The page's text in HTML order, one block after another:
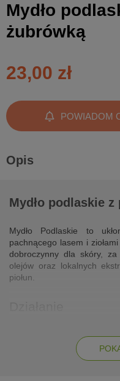
Mydło
żubrówką
23,00 zł
POWIADOM
Opis
Mydło podlaskie
Mydło Podlaskie to
pachnącego lasem i
dobroczynny dla skóry,
olejów oraz lokalnych
piołun.
konkretnego odżywienia
dodatek oleju